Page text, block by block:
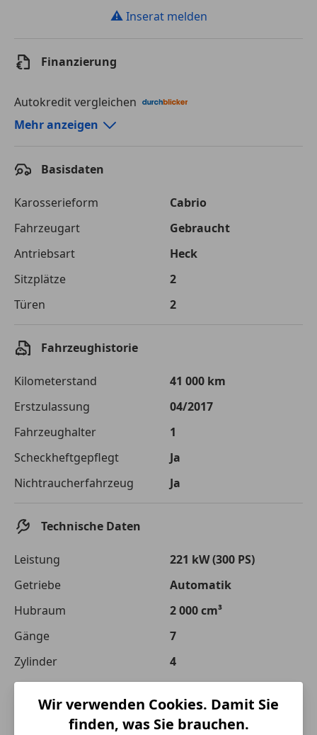
⚠ Inserat melden
Finanzierung
Autokredit vergleichen
Autokredit-Rechner von durchblicker.at
Laufzeit
120 Monate
Kreditbetrag
€ 65 000,-
Zu zahlender
Gesamtbetrag
€ 91 573,-
Effektivzinsatz
Sollzinssatz
7,25 %
Monatliche Rate € 763,11
von der von Ihnen gewählten Bank. Rückzahlungszeitraum 1-10
Jetzt berechnen
Mehr anzeigen
Basisdaten
Karosserieform
Cabrio
Fahrzeugart
Gebraucht
Antriebsart
Heck
Sitzplätze
2
Türen
2
Fahrzeughistorie
Kilometerstand
41 000 km
Erstzulassung
04/2017
Fahrzeughalter
1
Scheckheftgepflegt
Ja
Nichtraucherfahrzeug
Ja
Technische Daten
Leistung
221 kW (300 PS)
Getriebe
Automatik
Hubraum
2 000 cm³
Gänge
7
Zylinder
4
Wir verwenden Cookies. Damit Sie
finden, was Sie brauchen.